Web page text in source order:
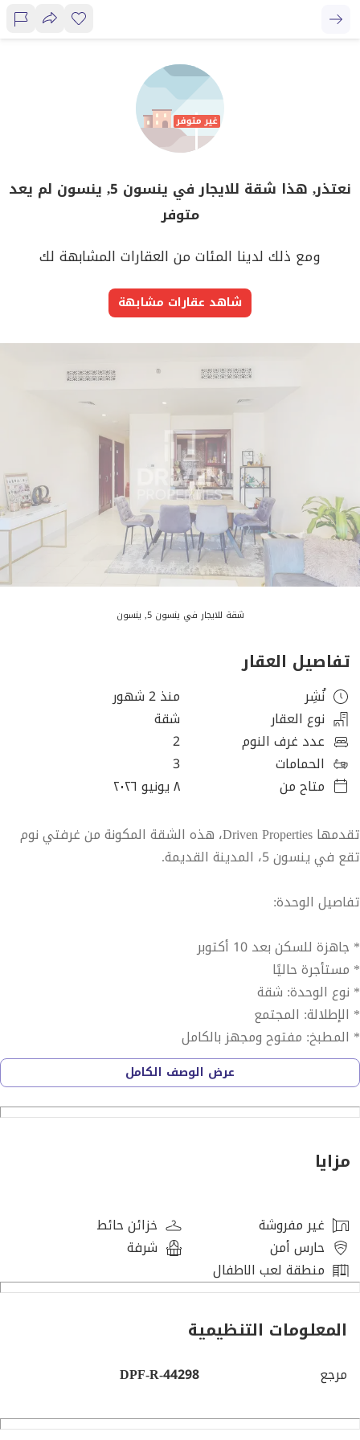
نعتذر, هذا شقة للايجار في ينسون 5, ينسون لم يعد
متوفر
ومع ذلك لدينا المئات من العقارات المشابهة لك
شاهد عقارات مشابهة
شقة للايجار في ينسون 5, ينسون
تفاصيل العقار
نُشِر
منذ 2 شهور
نوع العقار
شقة
عدد غرف النوم
2
الحمامات
3
متاح من
٨ يونيو ٢٠٢٦
تقدمها Driven Properties، هذه الشقة المكونة من غرفتي نوم
تقع في ينسون 5، المدينة القديمة.
تفاصيل الوحدة:
* جاهزة للسكن بعد 10 أكتوبر
* مستأجرة حاليًا
* نوع الوحدة: شقة
* الإطلالة: المجتمع
* المطبخ: مفتوح ومجهز بالكامل
* الحمامات: 3
* المساحة المبنية: 1210 قدم مربع
* عدد مواقف السيارات: 01
* عدد الشيكات: 6
* وديعة تأمين: 5%
المميزات:
* شرفة
* خزائن مدمجة
* موقف سيارات في الطابق السفلي
* مسبح مشترك
* حدائق مشتركة
عرض الوصف الكامل
مزايا
غير مفروشة
خزائن حائط
حارس أمن
شرفة
منطقة لعب الاطفال
المعلومات التنظيمية
مرجع DPF-R-44298